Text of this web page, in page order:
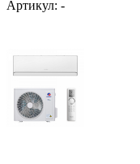
Артикул: -